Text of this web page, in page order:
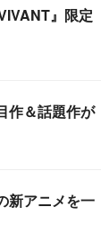
』限定
作＆話題作が
新アニメを一